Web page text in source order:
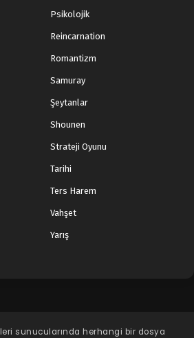
Psikolojik
Reincarnation
Romantizm
Samuray
Şeytanlar
Shounen
Strateji Oyunu
Tarihi
Ters Harem
Vahşet
Yarış
sunucularında herhangi bir dosya